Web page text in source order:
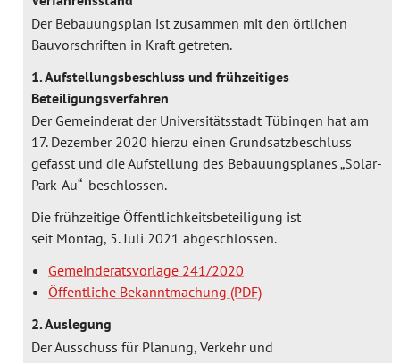
Der Bebauungsplan ist zusammen mit den örtlichen
Bauvorschriften in Kraft getreten.
1. Aufstellungsbeschluss und frühzeitiges
Beteiligungsverfahren
Der Gemeinderat der Universitätsstadt Tübingen hat am
17. Dezember 2020 hierzu einen Grundsatzbeschluss
gefasst und die Aufstellung des Bebauungsplanes „Solar-
Park-Au“ beschlossen.
Die frühzeitige Öffentlichkeitsbeteiligung ist
seit Montag, 5. Juli 2021 abgeschlossen.
Gemeinderatsvorlage 241/2020
Öffentliche Bekanntmachung
2. Auslegung
Der Ausschuss für Planung, Verkehr und